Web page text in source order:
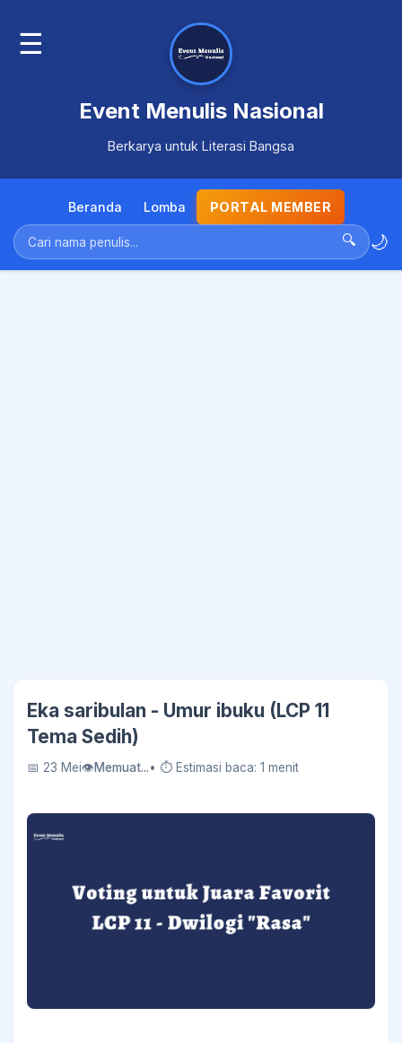
☰
Event Menulis Nasional
Berkarya untuk Literasi Bangsa
Beranda Lomba PORTAL MEMBER
🔍 🌙
Eka saribulan - Umur ibuku (LCP 11
Tema Sedih)
📅 23 Mei👁Memuat...• ⏱ Estimasi baca: 1 menit